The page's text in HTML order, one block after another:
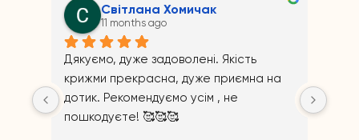
Світлана Хомичак
11 months ago
Дякуємо, дуже задоволені. Якість
крижми прекрасна, дуже приємна на
дотик. Рекомендуємо усім , не
пошкодуєте! 🥰🥰🥰